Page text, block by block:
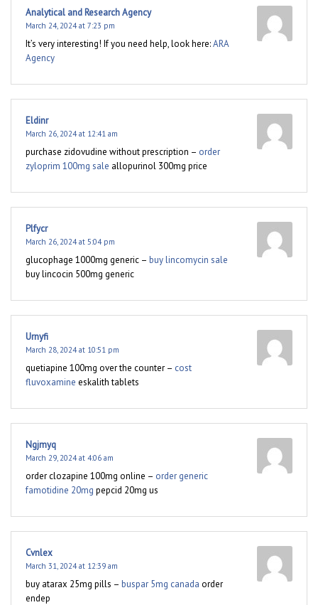
Analytical and Research Agency
March 24, 2024 at 7:23 pm
It’s very interesting! If you need help, look here:ARA
Agency
Eldinr
March 26, 2024 at 12:41 am
purchase zidovudine without prescription – order
zyloprim 100mg sale allopurinol 300mg price
Plfycr
March 26, 2024 at 5:04 pm
glucophage 1000mg generic – buy lincomycin sale
buy lincocin 500mg generic
Urnyfi
March 28, 2024 at 10:51 pm
quetiapine 100mg over the counter – cost
fluvoxamine eskalith tablets
Ngjmyq
March 29, 2024 at 4:06 am
order clozapine 100mg online – order generic
famotidine 20mg pepcid 20mg us
Cvnlex
March 31, 2024 at 12:39 am
buy atarax 25mg pills – buspar 5mg canada order
endep